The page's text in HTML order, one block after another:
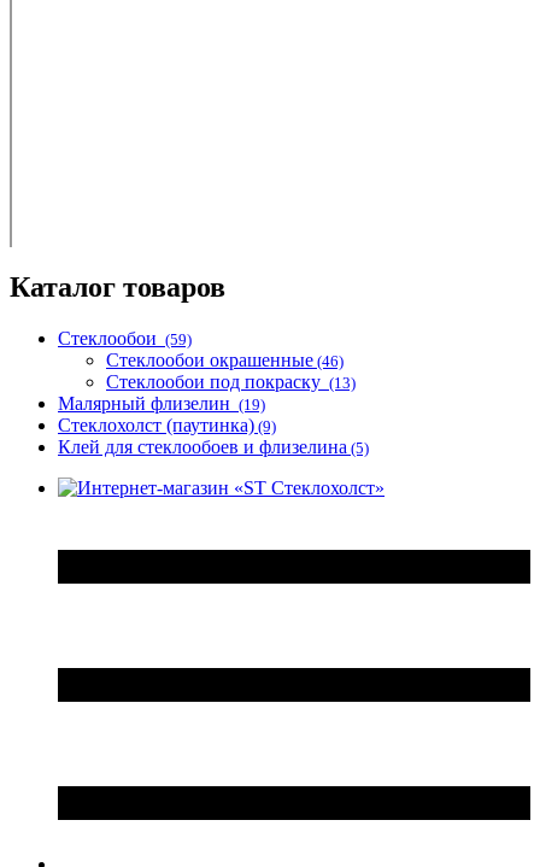
Каталог товаров
Стеклообои (59)
Стеклообои окрашенные (46)
Стеклообои под покраску (13)
Малярный флизелин (19)
Стеклохолст (паутинка) (9)
Клей для стеклообоев и флизелина (5)